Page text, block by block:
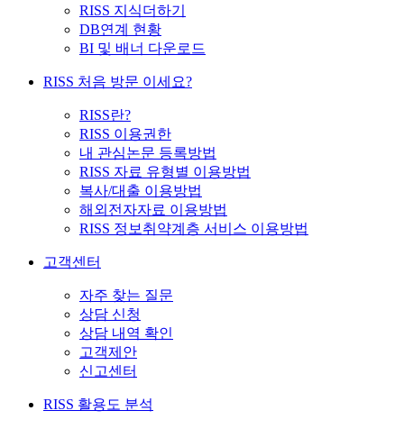
RISS 지식더하기
DB연계 현황
BI 및 배너 다운로드
RISS 처음 방문 이세요?
RISS란?
RISS 이용권한
내 관심논문 등록방법
RISS 자료 유형별 이용방법
복사/대출 이용방법
해외전자자료 이용방법
RISS 정보취약계층 서비스 이용방법
고객센터
자주 찾는 질문
상담 신청
상담 내역 확인
고객제안
신고센터
RISS 활용도 분석